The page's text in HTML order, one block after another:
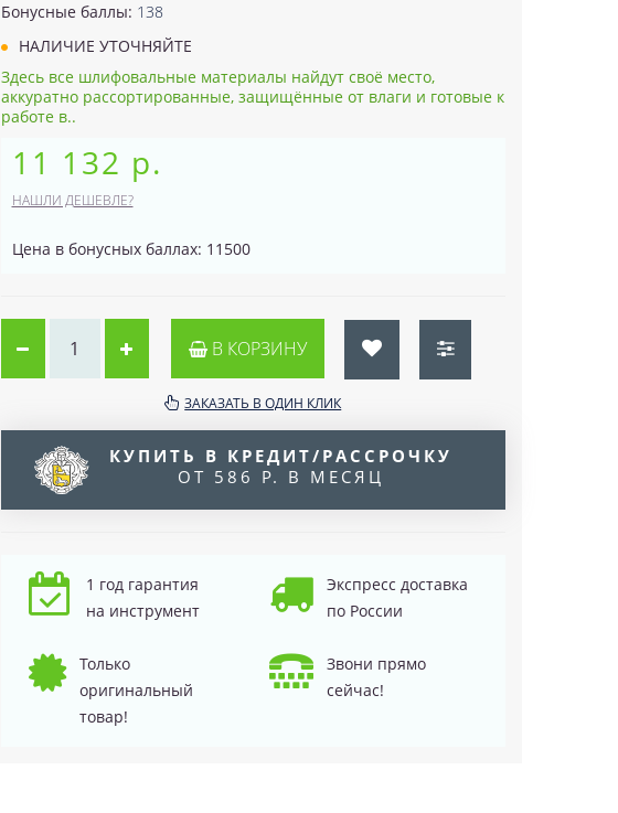
Бонусные баллы: 138
НАЛИЧИЕ УТОЧНЯЙТЕ
Здесь все шлифовальные материалы найдут своё место,
аккуратно рассортированные, защищённые от влаги и готовые к
работе в..
11 132 р.
НАШЛИ ДЕШЕВЛЕ?
Цена в бонусных баллах: 11500
В КОРЗИНУ
ЗАКАЗАТЬ В ОДИН КЛИК
КУПИТЬ В КРЕДИТ/РАССРОЧКУ
ОТ 586 Р. В МЕСЯЦ
1 год гарантия
на инструмент
Экспресс доставка
по России
Только
оригинальный
товар!
Звони прямо
сейчас!